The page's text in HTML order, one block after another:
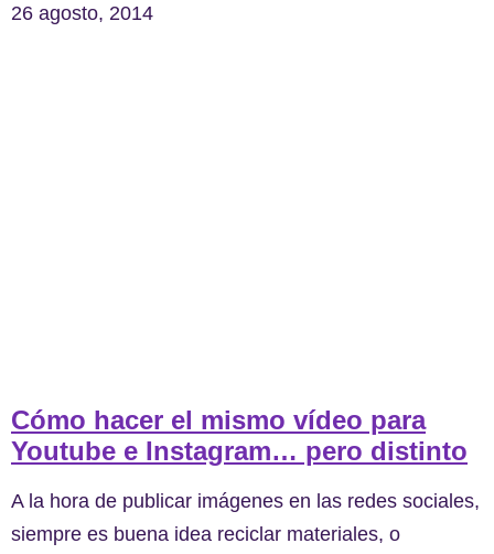
26 agosto, 2014
Cómo hacer el mismo vídeo para
Youtube e Instagram… pero distinto
A la hora de publicar imágenes en las redes sociales,
siempre es buena idea reciclar materiales, o